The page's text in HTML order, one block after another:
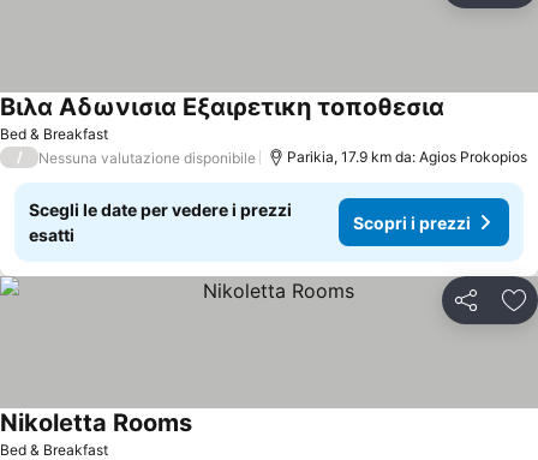
Bed & Breakfast
Βιλα Αδωνισια Εξαιρετικη τοποθεσια
/ Nessuna valutazione disponibile Parikia, 17.9 km da: Agios Prokopios
Scegli le date per vedere i prezzi
esatti
Scopri i prezzi
Condividi
Bed & Breakfast
Nikoletta RoomsScopri i prezzi